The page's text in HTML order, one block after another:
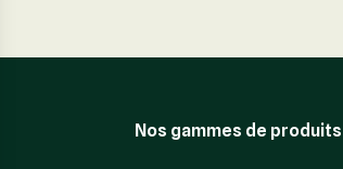
Nos gammes de produits